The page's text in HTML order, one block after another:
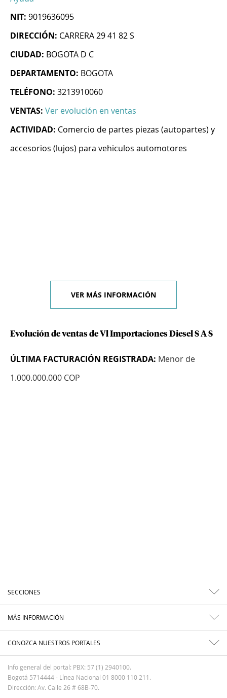
NIT: 9019636095
DIRECCIÓN: CARRERA 29 41 82 S
CIUDAD: BOGOTA D C
DEPARTAMENTO: BOGOTA
TELÉFONO: 3213910060
VENTAS: Ver evolución en ventas
ACTIVIDAD: Comercio de partes piezas (autopartes) y
accesorios (lujos) para vehiculos automotores
VER MÁS INFORMACIÓN
Evolución de ventas de Vl Importaciones Diesel S A S
ÚLTIMA FACTURACIÓN REGISTRADA: Menor de
1.000.000.000 COP
SECCIONES
MÁS INFORMACIÓN
CONOZCA NUESTROS PORTALES
Info general del portal: PBX: 57 (1) 2940100.
Bogotá 5714444 - Línea Nacional 01 8000 110 211.
Dirección: Av. Calle 26 # 68B-70.